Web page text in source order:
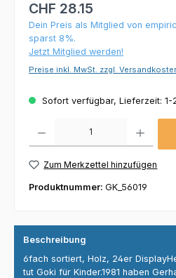
CHF 28.15
Dein Preis als Mitglied von
sparst 8%.
Jetzt Mitglied werden!
Preise inkl. MwSt. zzgl.
Sofort verfügbar, Lieferzeit: 1-
Zum Merkzettel hinzufügen
Produktnummer: GK_56019
Beschreibung
6fach sortiert, Holz, 24er
tut Goki für Kinder.1981 haben